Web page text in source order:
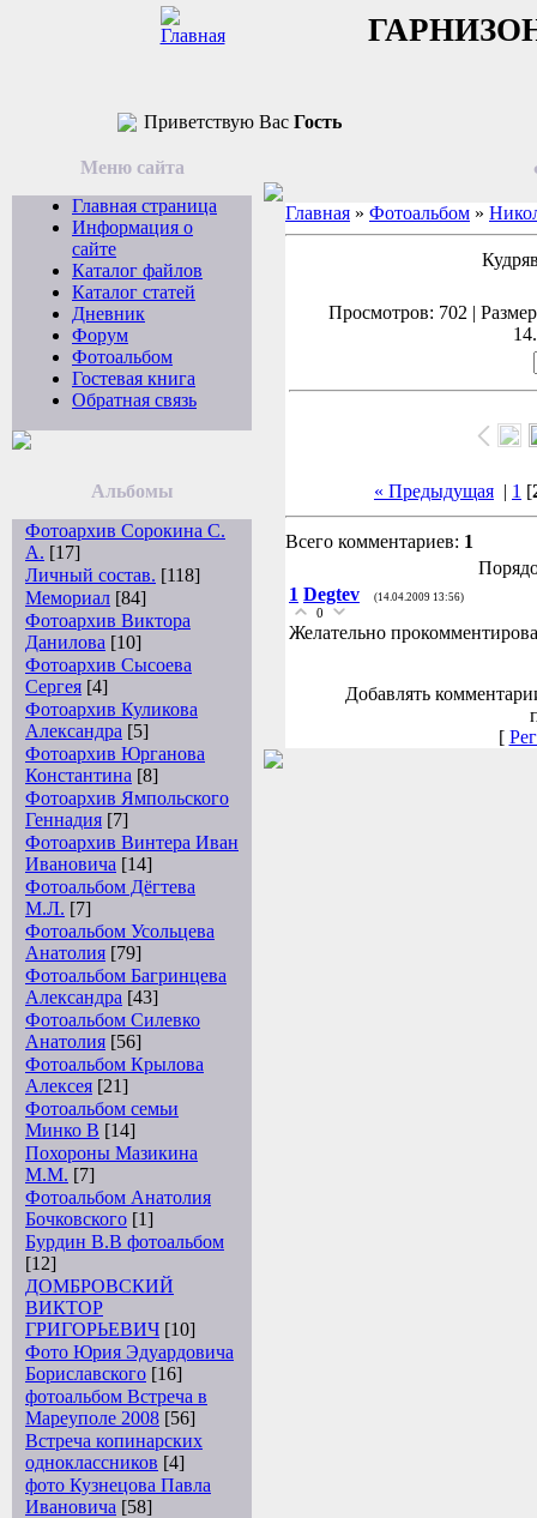
Приветствую Вас Гость
Меню сайта
Главная страница
Информация о
сайте
Каталог файлов
Каталог статей
Дневник
Форум
Фотоальбом
Гостевая книга
Обратная связь
Альбомы
Фотоархив Сорокина С.
А. [17]
Личный состав. [118]
Мемориал [84]
Фотоархив Виктора
Данилова [10]
Фотоархив Сысоева
Сергея [4]
Фотоархив Куликова
Александра [5]
Фотоархив Юрганова
Константина [8]
Фотоархив Ямпольского
Геннадия [7]
Фотоархив Винтера Иван
Ивановича [14]
Фотоальбом Дёгтева
М.Л. [7]
Фотоальбом Усольцева
Анатолия [79]
Фотоальбом Багринцева
Александра [43]
Фотоальбом Силевко
Анатолия [56]
Фотоальбом Крылова
Алексея [21]
Фотоальбом семьи
Минко В [14]
Похороны Мазикина
М.М. [7]
Фотоальбом Анатолия
Бочковского [1]
Бурдин В.В фотоальбом
[12]
ДОМБРОВСКИЙ
ВИКТОР
ГРИГОРЬЕВИЧ [10]
Фото Юрия Эдуардовича
Бориславского [16]
фотоальбом Встреча в
Мареуполе 2008 [56]
Встреча копинарских
одноклассников [4]
фото Кузнецова Павла
Ивановича [58]
Главная » Фотоальбом »
Просмотров: 702 |
« Предыдущая | 1 [
Всего комментариев: 1
1 Degtev (14.04.2009 13:56)
0
Желательно
Добавлять
[